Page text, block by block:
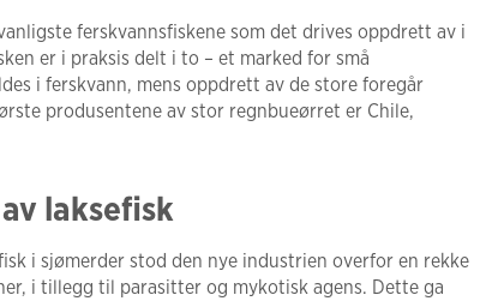
ferskvannsfiskene som det drives oppdrett av i
er i praksis delt i to – et marked for små
i ferskvann, mens oppdrett av de store foregår
produsentene av stor regnbueørret er Chile,
laksefisk
i sjømerder stod den nye industrien overfor en rekke
i tillegg til parasitter og mykotisk agens. Dette ga